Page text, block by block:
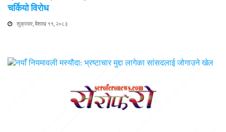
चर्कियो विरोध
शुक्रवार, बैशाख ११, २०८३